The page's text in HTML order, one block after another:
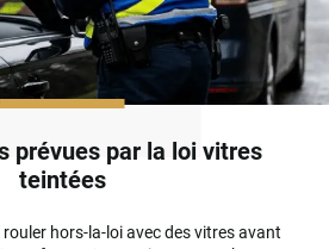
prévues par la loi vitres
teintées
rouler hors-la-loi avec des vitres avant